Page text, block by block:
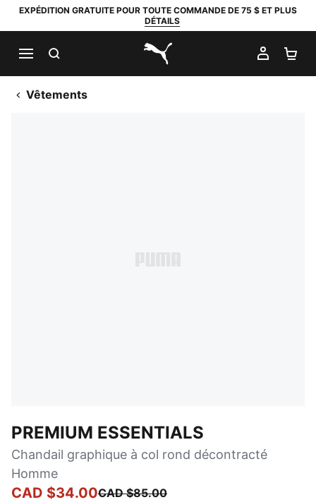
EXPÉDITION GRATUITE POUR TOUTE COMMANDE DE 75 $ ET PLUS
DÉTAILS
PUMA.com
MON
Vêtements
PREMIUM ESSENTIALS
Chandail graphique à col rond décontracté
Homme
CAD $34.00CAD $85.00